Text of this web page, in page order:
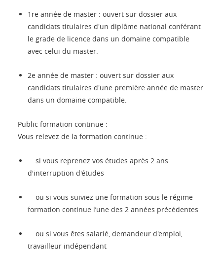
1re année de master : ouvert sur dossier aux
candidats titulaires d'un diplôme national conférant
le grade de licence dans un domaine compatible
avec celui du master.
2e année de master : ouvert sur dossier aux
candidats titulaires d'une première année de master
dans un domaine compatible.
Public formation continue :
Vous relevez de la formation continue :
si vous reprenez vos études après 2 ans
d'interruption d'études
ou si vous suiviez une formation sous le régime
formation continue l’une des 2 années précédentes
ou si vous êtes salarié, demandeur d'emploi,
travailleur indépendant